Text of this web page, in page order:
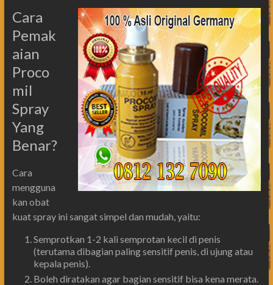
Cara
Pemak
aian
Proco
mil
Spray
Yang
Benar?
Cara
mengguna
kan obat
kuat spray ini sangat simpel dan mudah, yaitu:
Semprotkan 1-2 kali semprotan kecil di penis
(terutama dibagian paling sensitif penis, di ujung atau
kepala penis).
Boleh diratakan agar bagian sensitif bisa kena merata.